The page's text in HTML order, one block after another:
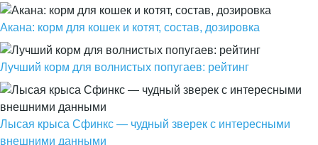
Акана: корм для кошек и котят, состав, дозировка
Лучший корм для волнистых попугаев: рейтинг
Лысая крыса Сфинкс — чудный зверек с интересными
внешними данными